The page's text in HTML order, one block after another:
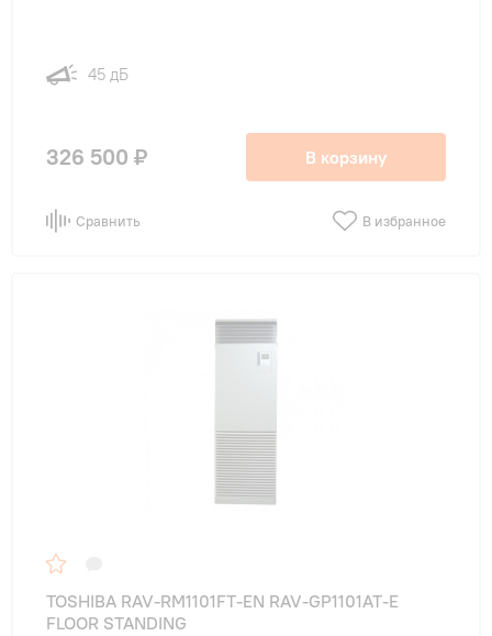
45 дБ
326 500 ₽ В корзину
Сравнить В избранное
TOSHIBA RAV-RM1101FT-EN RAV-GP1101AT-E
FLOOR STANDING